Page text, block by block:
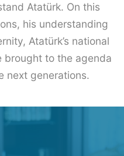
Atatürk. On this
his understanding
Atatürk’s national
brought to the agenda
next generations.